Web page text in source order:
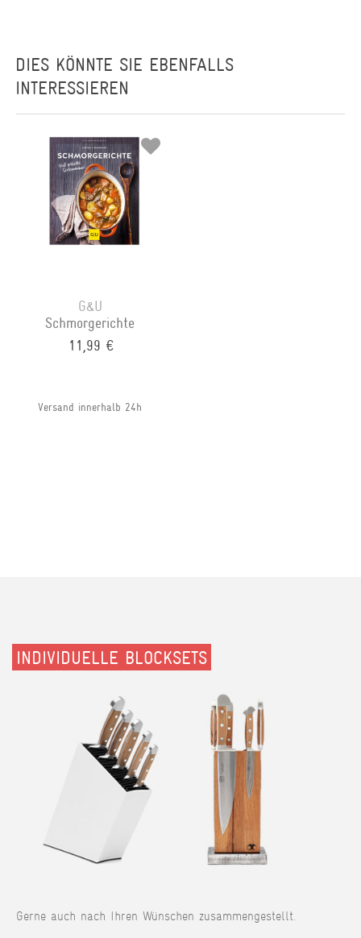
DIES KÖNNTE SIE EBENFALLS
INTERESSIEREN
G&U
Schmorgerichte
11,99 €
Versand innerhalb 24h
INDIVIDUELLE BLOCKSETS
Gerne auch nach Ihren Wünschen zusammengestellt.